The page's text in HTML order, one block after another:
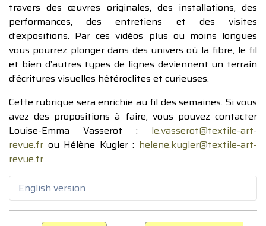
travers des œuvres originales, des installations, des
performances, des entretiens et des visites
d’expositions. Par ces vidéos plus ou moins longues
vous pourrez plonger dans des univers où la fibre, le fil
et bien d’autres types de lignes deviennent un terrain
d’écritures visuelles hétéroclites et curieuses.
Cette rubrique sera enrichie au fil des semaines. Si vous
avez des propositions à faire, vous pouvez contacter
Louise-Emma Vasserot : le.vasserot@textile-art-
revue.fr ou Hélène Kugler : helene.kugler@textile-art-
revue.fr
English version